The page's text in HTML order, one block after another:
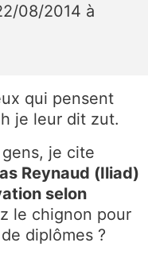
08/2014 à
qui pensent
je leur dit zut.
je cite
Reynaud (Iliad)
selon
le chignon pour
diplômes ?